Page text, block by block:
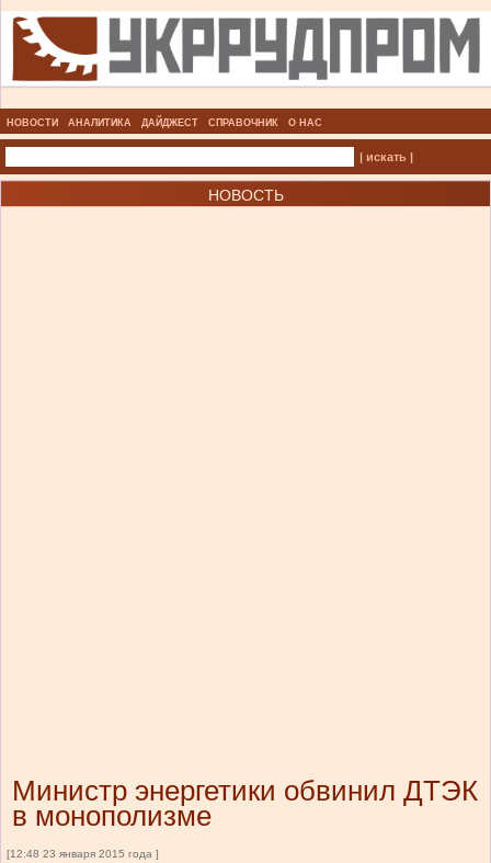
НОВОСТИ АНАЛИТИКА ДАЙДЖЕСТ СПРАВОЧНИК О НАС
| искать |
НОВОСТЬ
Министр энергетики обвинил ДТЭК
в монополизме
[12:48 23 января 2015 года ]